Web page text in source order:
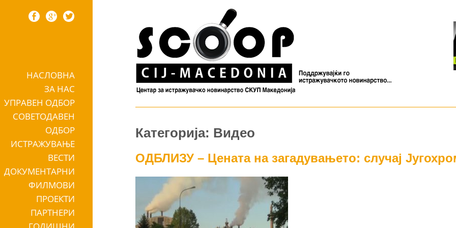
Skip to contentНАСЛОВНА
ЗА НАС
УПРАВЕН ОДБОР
СОВЕТОДАВЕН
ОДБОР
ИСТРАЖУВАЊЕ
ВЕСТИ
ДОКУМЕНТАРНИ
ФИЛМОВИ
ПРОЕКТИ
ПАРТНЕРИ
Категорија: Видео
ОДБЛИЗУ – Цената на загадувањето: случај